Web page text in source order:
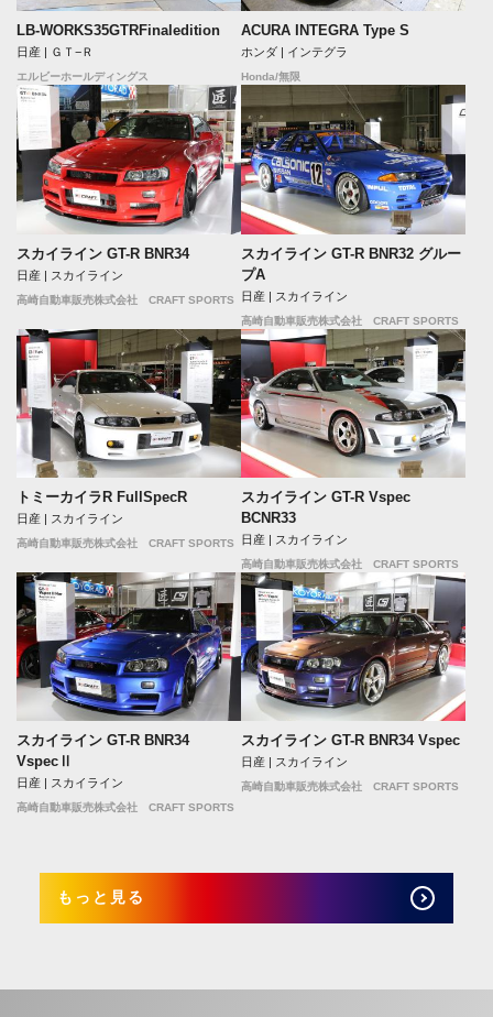
LB-WORKS35GTRFinaledition
日産 | ＧＴ−Ｒ
エルビーホールディングス
ACURA INTEGRA Type S
ホンダ | インテグラ
Honda/無限
スカイライン GT-R BNR34
日産 | スカイライン
高崎自動車販売株式会社 CRAFT SPORTS
スカイライン GT-R BNR32 グルー
プA
日産 | スカイライン
高崎自動車販売株式会社 CRAFT SPORTS
トミーカイラR FullSpecR
日産 | スカイライン
高崎自動車販売株式会社 CRAFT SPORTS
スカイライン GT-R Vspec
BCNR33
日産 | スカイライン
高崎自動車販売株式会社 CRAFT SPORTS
スカイライン GT-R BNR34
VspecⅡ
日産 | スカイライン
高崎自動車販売株式会社 CRAFT SPORTS
スカイライン GT-R BNR34 Vspec
日産 | スカイライン
高崎自動車販売株式会社 CRAFT SPORTS
もっと見る